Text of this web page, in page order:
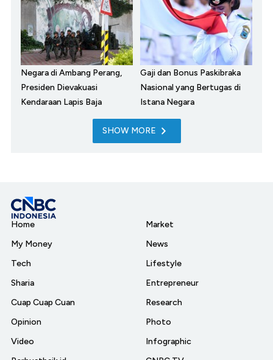
Negara di Ambang Perang,
Presiden Dievakuasi
Kendaraan Lapis Baja
Gaji dan Bonus Paskibraka
Nasional yang Bertugas di
Istana Negara
SHOW MORE
Home
My Money
Tech
Sharia
Cuap Cuap Cuan
Opinion
Video
Market
News
Lifestyle
Entrepreneur
Research
Photo
Infographic